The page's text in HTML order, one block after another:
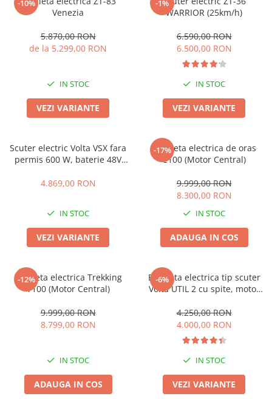
Incarcatoare 36V
Incarcatoare 48V
ACCESORII
Lumini
Piese Trotinete Electrice
PIESE UNIVERSALE
Camera Trotineta Electrica
Controller Trotineta Electrica
Display/Ecran Trotineta Electrica
Motor Trotineta Electrica
Kit Frână Hidraulică
Franare Trotineta Electrica
Aparatori Noroi Trotineta Electrica
Electrice Diverse, Contacte,
Butoane
Lumini Trotinete Electrice
Kukirin M4 MAX
Kukirin S1 MAX 2025-2026
KuKirin G2
-10%
Venezia
5.870,00 RON
de la 5.299,00 RON
IN STOC
VEZI VARIANTE
-1%
WARRIOR (25km/h)
6.590,00 RON
6.500,00 RON
IN STOC
VEZI VARIANTE
Scuter electric Volta VSX fara
permis 600 W, baterie 48V
sarcina maxima 100 kg, negru
4.869,00 RON
IN STOC
VEZI VARIANTE
-17%
Bicicleta electrica de oras
C100 (Motor Central)
9.999,00 RON
8.300,00 RON
IN STOC
ADAUGA IN COS
-12%
Bicicleta electrica Trekking
T100 (Motor Central)
9.999,00 RON
8.799,00 RON
IN STOC
ADAUGA IN COS
-6%
Bicicleta electrica tip scuter
Volta UTIL 2 cu spite, motor
autonomie 33 km, viteza
maxima 25 km/h
4.250,00 RON
4.000,00 RON
IN STOC
VEZI VARIANTE